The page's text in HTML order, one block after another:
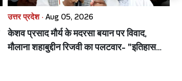
उत्तर प्रदेश · Aug 05, 2026
केशव प्रसाद मौर्य के मदरसा बयान पर विवाद,
मौलाना शहाबुद्दीन रिजवी का पलटवार- "इतिहास